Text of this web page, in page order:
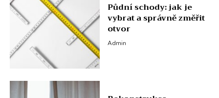
Půdní schody: jak je
vybrat a správně změřit
otvor
Admin